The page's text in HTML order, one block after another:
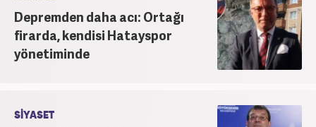
Depremden daha acı: Ortağı
firarda, kendisi Hatayspor
yönetiminde
SİYASET